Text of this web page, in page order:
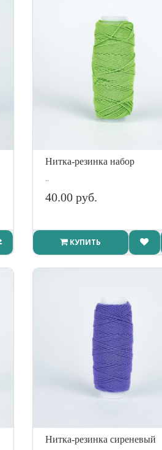
Нитка-резинка набор
..
40.00 руб.
КУПИТЬ
Нитка-резинка сиреневый